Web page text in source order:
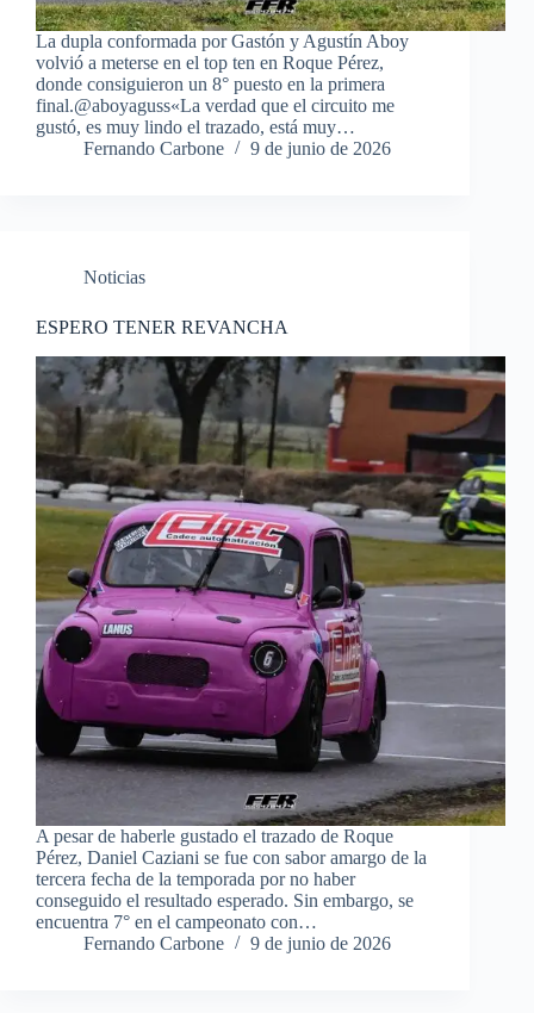
La dupla conformada por Gastón y Agustín Aboy
volvió a meterse en el top ten en Roque Pérez,
donde consiguieron un 8° puesto en la primera
final.@aboyaguss«La verdad que el circuito me
gustó, es muy lindo el trazado, está muy…
Fernando Carbone
9 de junio de 2026
Noticias
ESPERO TENER REVANCHA
A pesar de haberle gustado el trazado de Roque
Pérez, Daniel Caziani se fue con sabor amargo de la
tercera fecha de la temporada por no haber
conseguido el resultado esperado. Sin embargo, se
encuentra 7° en el campeonato con…
Fernando Carbone
9 de junio de 2026